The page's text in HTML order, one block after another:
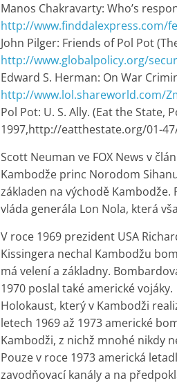
Manos Chakravarty: Who’s
http://www.finddalexpress.com/
John Pilger: Friends of Pol Pot
http://www.globalpolicy.org/
Edward S. Herman: On War
http://www.lol.shareworld.com/
Pol Pot: U. S. Ally. (Eat the State,
1997,http://eatthestate.org/01-
Scott Neuman ve FOX News v
Kambodže princ Norodom
základen na východě
vláda generála Lon Nola, která
V roce 1969 prezident USA
Kissingera nechal Kambodžu
má velení a základny.
1970 poslal také americké vojáky.
Holokaust, který v Kambodži
letech 1969 až 1973 americké
Kambodži, z nichž mnohé nikdy
Pouze v roce 1973 americká
zavodňovací kanály a na